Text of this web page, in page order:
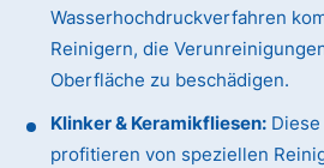
Wasserhochdruckverfahren
Reinigern, die
Oberfläche zu beschädigen.
Klinker & Keramikfliesen:
profitieren von speziellen